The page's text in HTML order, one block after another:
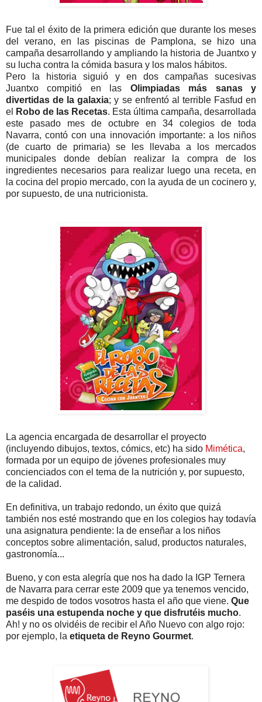
Fue tal el éxito de la primera edición que durante los meses
del verano, en las piscinas de Pamplona, se hizo una
campaña desarrollando y ampliando la historia de Juantxo y
su lucha contra la cómida basura y los malos hábitos.
Pero la historia siguió y en dos campañas sucesivas
Juantxo compitió en las Olimpiadas más sanas y
divertidas de la galaxia; y se enfrentó al terrible Fasfud en
el
Robo de las Recetas. Esta última campaña, desarrollada
este pasado mes de octubre en 34 colegios de toda
Navarra, contó con una innovación importante: a los niños
(de cuarto de primaria) se les llevaba a los mercados
municipales donde debían realizar la compra de los
ingredientes necesarios para realizar luego una receta, en
la cocina del propio mercado, con la ayuda de un cocinero y,
por supuesto, de una nutricionista.
La agencia encargada de desarrollar el proyecto
(incluyendo dibujos, textos, cómics, etc) ha sido Mimética,
formada por un equipo de jóvenes profesionales muy
concienciados con el tema de la nutrición y, por supuesto,
de la calidad.
En definitiva, un trabajo redondo, un éxito que quizá
también nos esté mostrando que en los colegios hay todavía
una asignatura pendiente: la de enseñar a los niños
conceptos sobre alimentación, salud, productos naturales,
gastronomía...
Bueno, y con esta alegría que nos ha dado la IGP Ternera
de Navarra para cerrar este 2009 que ya tenemos vencido,
me despido de todos vosotros hasta el año que viene. Que
paséis una estupenda noche y que disfrutéis mucho.
Ah! y no os olvidéis de recibir el Año Nuevo con algo rojo:
por ejemplo, la etiqueta de Reyno Gourmet.